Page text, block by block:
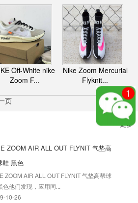
Off-White nike
Zoom F...
Nike Zoom Mercurial
Flyknit...
页
更多
ZOOM AIR ALL OUT FLYNIT 气垫高
鞋 黑色
ZOOM AIR ALL OUT FLYNIT 气垫高帮球
色他们发现，应用同...
10-26